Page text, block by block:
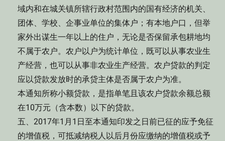
域内和在城关镇所辖行政村范围内的国有经济的机关、
团体、学校、企事业单位的集体户；有本地户口，但举
家外出谋生一年以上的住户，无论是否保留承包耕地均
不属于农户。农户以户为统计单位，既可以从事农业生
产经营，也可以从事非农业生产经营。农户贷款的判定
应以贷款发放时的承贷主体是否属于农户为准。
本通知所称小额贷款，是指单笔且该农户贷款余额总额
在10万元（含本数）以下的贷款。
五、2017年1月1日至本通知印发之日前已征的应予免征
的增值税，可抵减纳税人以后月份应缴纳的增值税或予